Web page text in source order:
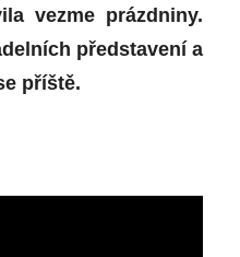
vezme prázdniny.
představení a
příště.